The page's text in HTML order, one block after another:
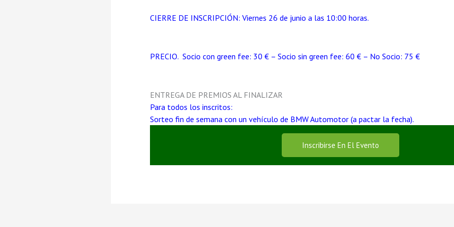
CIERRE DE INSCRIPCIÓN: Viernes 26 de junio a las 10:00 horas.
PRECIO. Socio con green fee: 30 € – Socio sin green fee: 60 € – No Socio: 75 €
ENTREGA DE PREMIOS AL FINALIZAR
Para todos los inscritos:
Sorteo fin de semana con un vehículo de BMW Automotor (a pactar la fecha).
Inscribirse En El Evento